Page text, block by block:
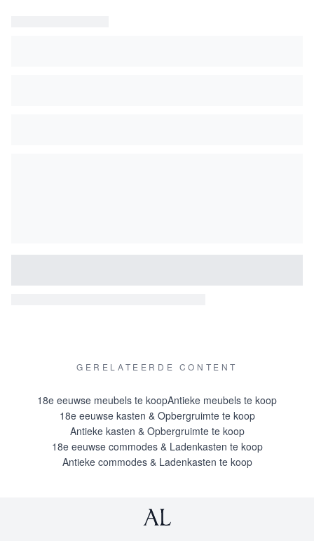
GERELATEERDE CONTENT
18e eeuwse meubels te koopAntieke meubels te koop
18e eeuwse kasten & Opbergruimte te koop
Antieke kasten & Opbergruimte te koop
18e eeuwse commodes & Ladenkasten te koop
Antieke commodes & Ladenkasten te koop